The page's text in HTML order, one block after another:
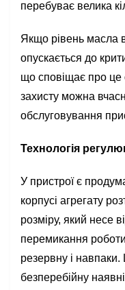
перебуває велика
Якщо рівень масла
опускається до
що сповіщає про це
захисту можна
обслуговування
Технологія
У пристрої є
корпусі агрегату
розміру, який несе
перемикання
резервну і
безперебійну